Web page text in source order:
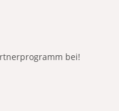
bei!